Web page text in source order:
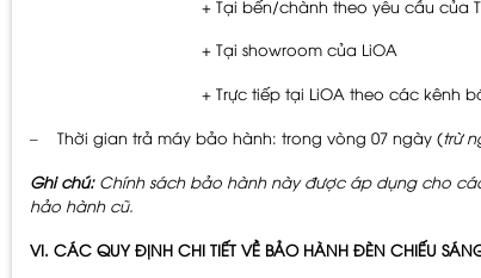
+ Tại bến/chành theo yêu cầu của Trung
+ Tại showroom của LiOA
+ Trực tiếp tại LiOA theo các kênh bán
– Thời gian trả máy bảo hành: trong vòng 07 ngày (trừ
Ghi chú: Chính sách bảo hành này được áp dụng cho
hảo hành cũ.
VI. CÁC QUY ĐỊNH CHI TIẾT VỀ BẢO HÀNH ĐÈN CHIẾU